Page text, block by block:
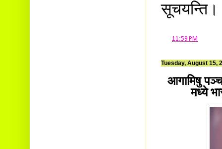
सूचयन्ति।
11:59 PM
Tuesday, August 15,
आगामिषु
मध्ये